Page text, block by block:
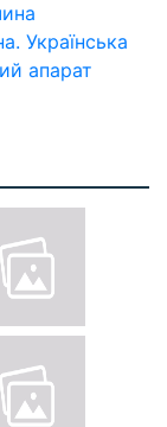
Українська
апарат